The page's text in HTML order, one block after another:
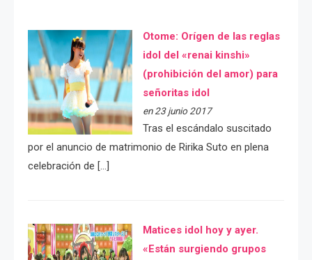
Otome: Orígen de las reglas
idol del «renai kinshi»
(prohibición del amor) para
señoritas idol
en 23 junio 2017
Tras el escándalo suscitado
por el anuncio de matrimonio de Ririka Suto en plena
celebración de […]
Matices idol hoy y ayer.
«Están surgiendo grupos